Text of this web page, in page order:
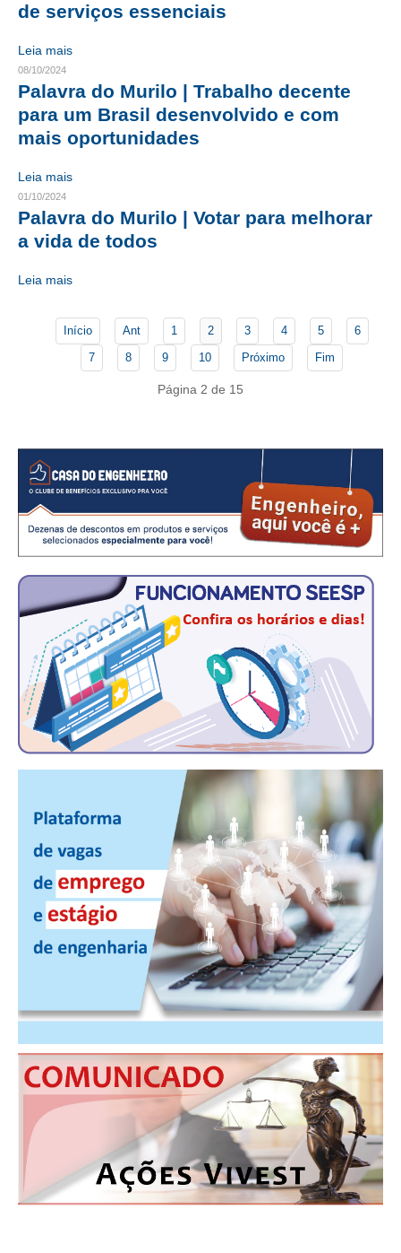
CURSOS
ENGENHEIRO EMPREENDEDOR
SEESP EDUCAÇÃO
PLATAFORMAS GRATUITAS
BENEFÍCIOS
PLANO DE SAÚDE
SEESPPREV
COMUNICAÇÃO
PALAVRA DO MURILO
CONTEÚDO ESPECIAL
JORNAL DO ENGENHEIRO
AGENDA
SEESP NOTÍCIAS
NOTÍCIAS NO WHATSAPP
FOTOS
PUBLICIDADE
MANUAL DE REDAÇÃO
RELEASES
CONTATO
ASSOCIE-SE
ATUALIZAÇÃO CADASTRAL
NÚCLEO JOVEM
de serviços essenciais
Leia mais
08/10/2024
Palavra do Murilo | Trabalho decente
para um Brasil desenvolvido e com
mais oportunidades
Leia mais
01/10/2024
Palavra do Murilo | Votar para melhorar
a vida de todos
Leia mais
Início Ant 1 2 3 4 5
6
7
8 9 10 Próximo Fim
Página 2 de 15